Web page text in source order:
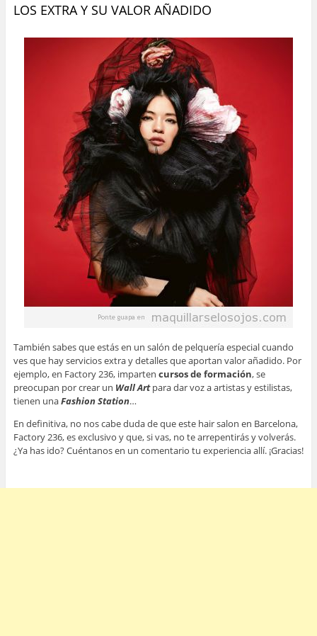
LOS EXTRA Y SU VALOR AÑADIDO
También sabes que estás en un salón de pelquería especial cuando
ves que hay servicios extra y detalles que aportan valor añadido. Por
ejemplo, en Factory 236, imparten cursos de formación, se
preocupan por crear un Wall Artpara dar voz a artistas y estilistas,
tienen unaFashion Station…
En definitiva, no nos cabe duda de que este hair salon en Barcelona,
Factory 236, es exclusivo y que, si vas, no te arrepentirás y volverás.
¿Ya has ido? Cuéntanos en un comentario tu experiencia allí. ¡Gracias!